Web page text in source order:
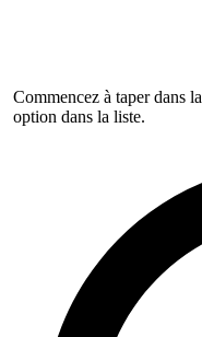
Commencez à taper dans
option dans la liste.